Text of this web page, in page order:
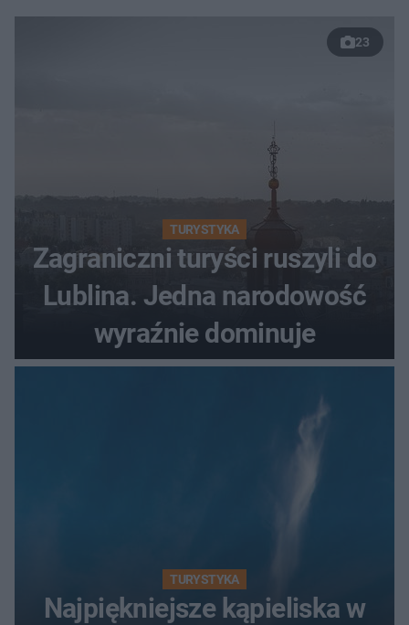
23
TURYSTYKA
Zagraniczni turyści ruszyli do
Lublina. Jedna narodowość
wyraźnie dominuje
TURYSTYKA
Najpiękniejsze kąpieliska w